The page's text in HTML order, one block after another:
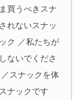
買うべきスナ
れないスナッ
ク ／私たちが
ないでくださ
スナックを体
ナックです